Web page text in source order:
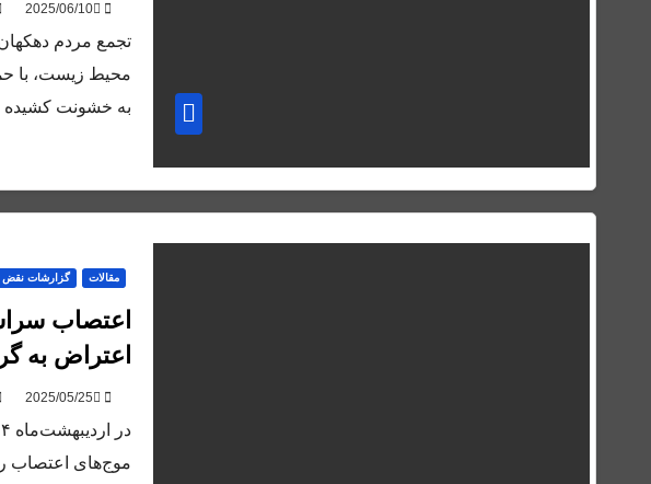
تجمع مردم
محیط‌ زیست، با
به خشونت
مقالات گزارشات نقض
اعتصاب
اعتراض به
موج‌های اعتصاب